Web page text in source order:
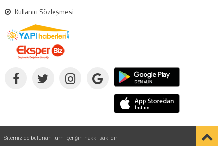
Kullanıcı Sözleşmesi
Sitemiz'de bulunan tüm içeriğin hakkı saklıdır